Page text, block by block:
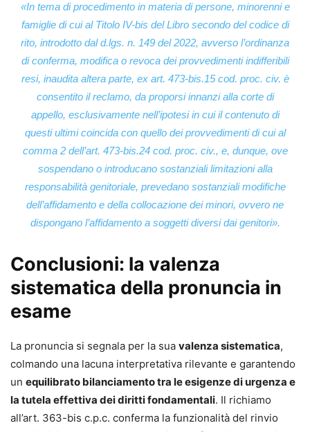
«In tema di procedimento in materia di persone, minorenni e
famiglie di cui al Titolo IV-bis del Libro secondo del codice di
rito, introdotto dal d.lgs. n. 149 del 2022, avverso l’ordinanza
di conferma, modifica o revoca dei provvedimenti indifferibili
resi, inaudita altera parte, ex art. 473-bis.15 cod. proc. civ. è
consentito il reclamo, da proporsi innanzi alla corte di
appello, esclusivamente nell’ipotesi in cui il contenuto di
questi ultimi coincida con quello dei provvedimenti di cui al
comma 2 dell’art. 473-bis.24 cod. proc. civ., e, dunque, ove
sospendano o introducano sostanziali limitazioni alla
responsabilità genitoriale, prevedano sostanziali modifiche
dell’affidamento e della collocazione dei minori, ovvero ne
dispongano l’affidamento a soggetti diversi dai genitori».
Conclusioni: la valenza
sistematica della pronuncia in
esame
La pronuncia si segnala per la sua valenza sistematica,
colmando una lacuna interpretativa rilevante e garantendo
un equilibrato bilanciamento tra le esigenze di urgenza e
la tutela effettiva dei diritti fondamentali. Il richiamo
all’art. 363-bis c.p.c. conferma la funzionalità del rinvio